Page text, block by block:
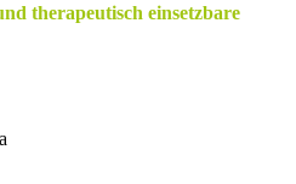
therapeutisch einsetzbare